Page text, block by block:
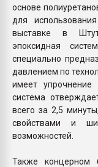
основе
для
выставке в
эпоксидная
специально
давлением по
имеет упрочнение
система
всего за 2,5
свойствами и
возможностей.
Также концерном